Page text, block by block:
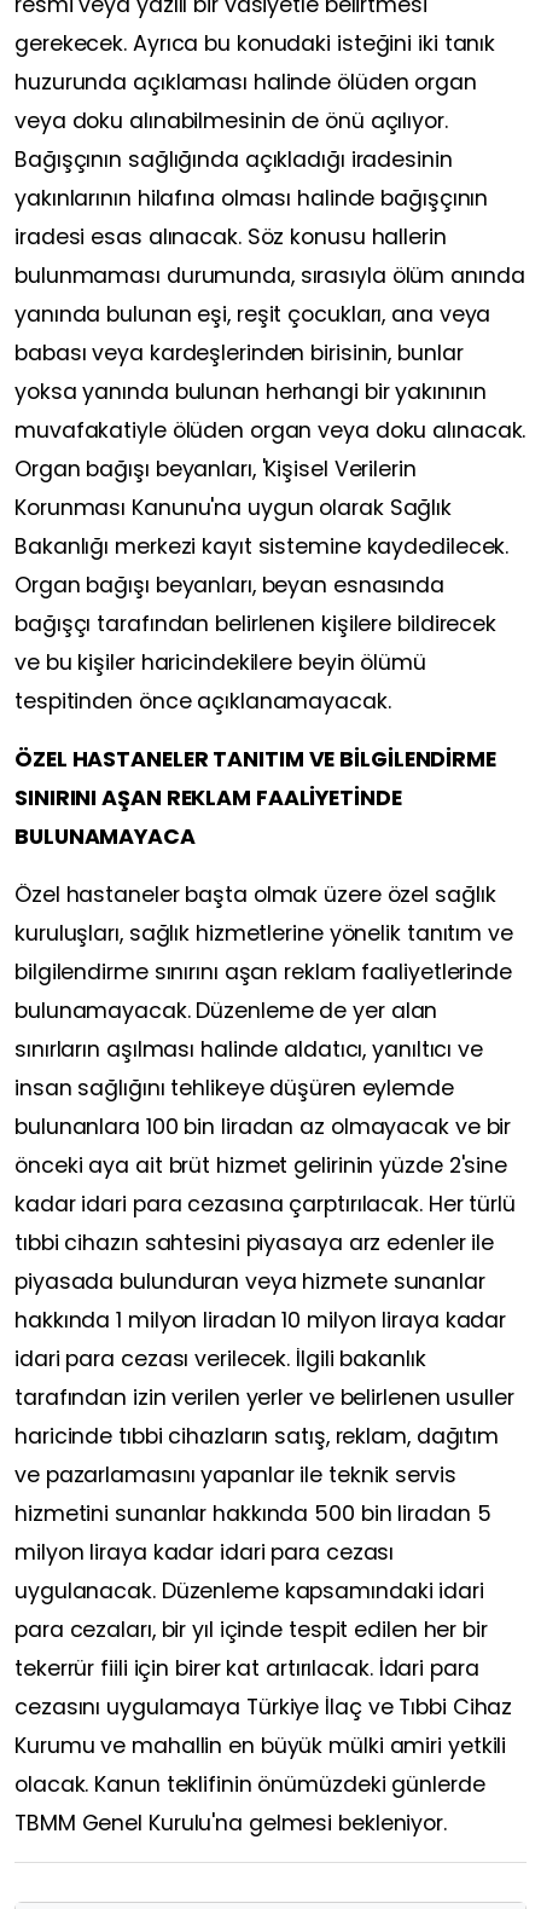
gerekecek. Ayrıca bu konudaki isteğini iki tanık
huzurunda açıklaması halinde ölüden organ
veya doku alınabilmesinin de önü açılıyor.
Bağışçının sağlığında açıkladığı iradesinin
yakınlarının hilafına olması halinde bağışçının
iradesi esas alınacak. Söz konusu hallerin
bulunmaması durumunda, sırasıyla ölüm anında
yanında bulunan eşi, reşit çocukları, ana veya
babası veya kardeşlerinden birisinin, bunlar
yoksa yanında bulunan herhangi bir yakınının
muvafakatiyle ölüden organ veya doku alınacak.
Organ bağışı beyanları, 'Kişisel Verilerin
Korunması Kanunu'na uygun olarak Sağlık
Bakanlığı merkezi kayıt sistemine kaydedilecek.
Organ bağışı beyanları, beyan esnasında
bağışçı tarafından belirlenen kişilere bildirecek
ve bu kişiler haricindekilere beyin ölümü
tespitinden önce açıklanamayacak.
ÖZEL HASTANELER TANITIM VE BİLGİLENDİRME
SINIRINI AŞAN REKLAM FAALİYETİNDE
BULUNAMAYACA
Özel hastaneler başta olmak üzere özel sağlık
kuruluşları, sağlık hizmetlerine yönelik tanıtım ve
bilgilendirme sınırını aşan reklam faaliyetlerinde
bulunamayacak. Düzenleme de yer alan
sınırların aşılması halinde aldatıcı, yanıltıcı ve
insan sağlığını tehlikeye düşüren eylemde
bulunanlara 100 bin liradan az olmayacak ve bir
önceki aya ait brüt hizmet gelirinin yüzde 2'sine
kadar idari para cezasına çarptırılacak. Her türlü
tıbbi cihazın sahtesini piyasaya arz edenler ile
piyasada bulunduran veya hizmete sunanlar
hakkında 1 milyon liradan 10 milyon liraya kadar
idari para cezası verilecek. İlgili bakanlık
tarafından izin verilen yerler ve belirlenen usuller
haricinde tıbbi cihazların satış, reklam, dağıtım
ve pazarlamasını yapanlar ile teknik servis
hizmetini sunanlar hakkında 500 bin liradan 5
milyon liraya kadar idari para cezası
uygulanacak. Düzenleme kapsamındaki idari
para cezaları, bir yıl içinde tespit edilen her bir
tekerrür fiili için birer kat artırılacak. İdari para
cezasını uygulamaya Türkiye İlaç ve Tıbbi Cihaz
Kurumu ve mahallin en büyük mülki amiri yetkili
olacak. Kanun teklifinin önümüzdeki günlerde
TBMM Genel Kurulu'na gelmesi bekleniyor.